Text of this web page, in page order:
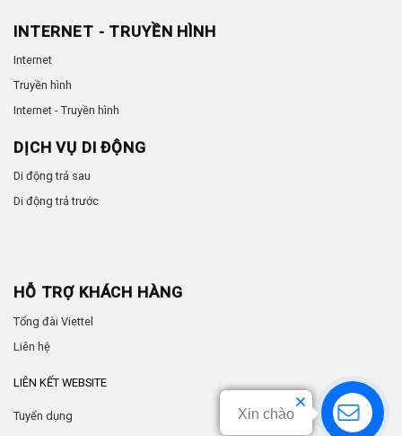
INTERNET - TRUYỀN HÌNH
Internet
Truyền hình
Internet - Truyền hình
DỊCH VỤ DI ĐỘNG
Di động trả sau
Di động trả trước
HỖ TRỢ KHÁCH HÀNG
Tổng đài Viettel
Liên hệ
LIÊN KẾT WEBSITE
Tuyển dụng Xin chào